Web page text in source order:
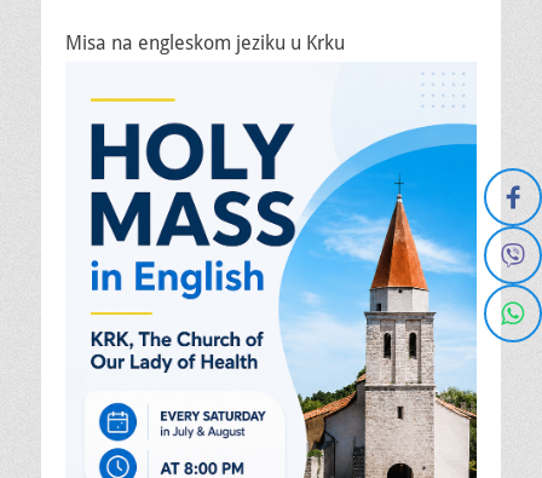
Misa na engleskom jeziku u Krku